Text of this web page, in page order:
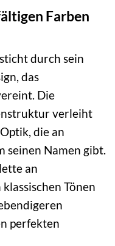
Farben
durch sein
das
Die
verleiht
die an
seinen Namen gibt.
an
Tönen
perfekten